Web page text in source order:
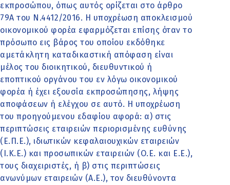
εκπροσώπου, όπως αυτός ορίζεται στο άρθρο
79Α του Ν.4412/2016. Η υποχρέωση αποκλεισμού
οικονομικού φορέα εφαρμόζεται επίσης όταν το
πρόσωπο εις βάρος του οποίου εκδόθηκε
αμετάκλητη καταδικαστική απόφαση είναι
μέλος του διοικητικού, διευθυντικού ή
εποπτικού οργάνου του εν λόγω οικονομικού
φορέα ή έχει εξουσία εκπροσώπησης, λήψης
αποφάσεων ή ελέγχου σε αυτό. Η υποχρέωση
του προηγούμενου εδαφίου αφορά: α) στις
περιπτώσεις εταιρειών περιορισμένης ευθύνης
(Ε.Π.Ε.), ιδιωτικών κεφαλαιουχικών εταιρειών
(Ι.Κ.Ε.) και προσωπικών εταιρειών (Ο.Ε. και Ε.Ε.),
τους διαχειριστές, ή β) στις περιπτώσεις
ανωνύμων εταιρειών (Α.Ε.), τον διευθύνοντα